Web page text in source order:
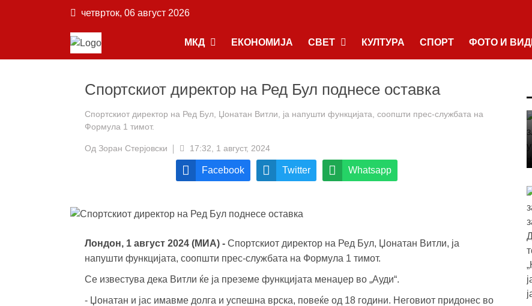
четврток, 06 август 2026
МКД ЕКОНОМИЈА СВЕТ КУЛТУРА СПОРТ ФОТО И
Спортскиот директор на Ред Бул поднесе оставка
Спортскиот директор на Ред Бул, Џонатан Витли, ја напушти функцијата, соопшти прес-службата на
Формула 1 тимот.
Од Зоран Стерјовски 17:32, 1 август, 2024
Facebook Twitter Whatsapp
Лондон, 1 август 2024 (МИА) - Спортскиот директор на Ред Бул, Џонатан Витли, ја
напушти функцијата, соопшти прес-службата на Формула 1 тимот.
Се известува дека Витли ќе ја преземе функцијата менаџер во „Ауди“.
- Џонатан и јас имавме долга и успешна врска, повеќе од 18 години. Неговиот придонес во